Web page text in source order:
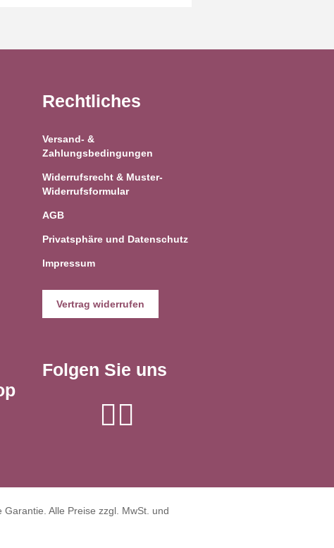
Rechtliches
Versand- &
Zahlungsbedingungen
Widerrufsrecht & Muster-
Widerrufsformular
AGB
Privatsphäre und Datenschutz
Impressum
Vertrag widerrufen
Folgen Sie uns
Alle Preise zzgl. MwSt. und